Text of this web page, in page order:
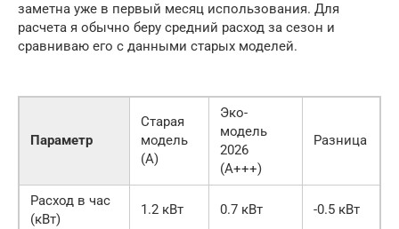
заметна уже в первый месяц использования. Для
расчета я обычно беру средний расход за сезон и
сравниваю его с данными старых моделей.
Параметр
Старая
модель
(A)
Эко-
модель
2026
(A+++)
Разница
Расход в час
(кВт)
1.2 кВт 0.7 кВт -0.5 кВт